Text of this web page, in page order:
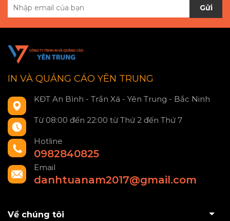
Gửi
IN VÀ QUẢNG CÁO YÊN TRUNG
KĐT An Bình - Trần Xá - Yên Trung - Bắc Ninh
Từ 08:00 đến 22:00 từ Thứ 2 đến Thứ 7
Hotline
0982840825
Email
danhtuanam2017@gmail.com
Về chúng tôi